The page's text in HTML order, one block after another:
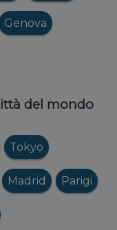
Genova
del mondo
Tokyo
Madrid Parigi